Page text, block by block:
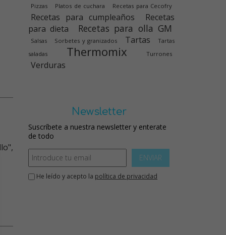
Pizzas Platos de cuchara Recetas para Cecofry
Recetas para cumpleaños
Recetas
para dieta
Recetas para olla GM
Salsas Sorbetes y granizados Tartas
Tartas
saladas
Thermomix Turrones
Verduras
Newsletter
Suscríbete a nuestra newsletter y enterate
de todo
ENVIAR
He leído y acepto la política de privacidad